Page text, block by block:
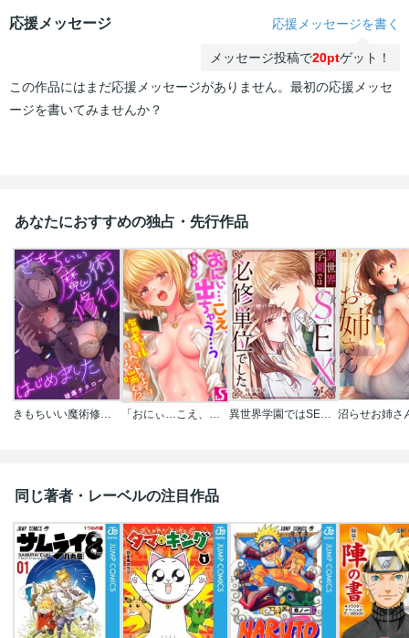
応援メッセージ 応援メッセージを書く
メッセージ投稿で20ptゲット！
この作品にはまだ応援メッセージがありません。最初の応援メッセ
ージを書いてみませんか？
あなたにおすすめの独占・先行作品
きもちいい魔術修行はじめました 「おにぃ…こえ、出ちゃう…っ」～塩ギャルほどベッドの上ではよく喘ぐ!? 異世界学園ではSEXが必修単位でした
同じ著者・レーベルの注目作品